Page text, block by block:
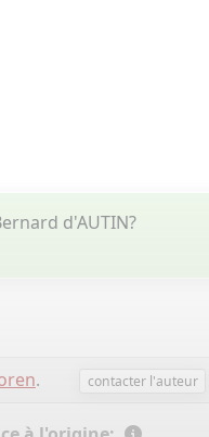
d'AUTIN?
. contacter l'auteur